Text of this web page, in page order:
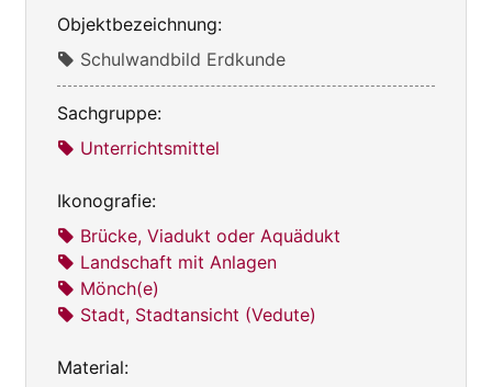
Objektbezeichnung:
Schulwandbild Erdkunde
Sachgruppe:
Unterrichtsmittel
Ikonografie:
Brücke, Viadukt oder Aquädukt
Landschaft mit Anlagen
Mönch(e)
Stadt, Stadtansicht (Vedute)
Material: